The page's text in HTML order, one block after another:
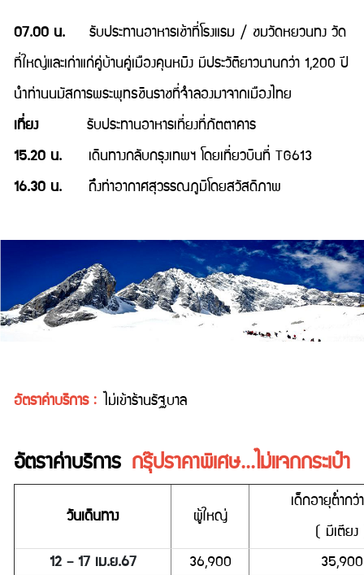
07.00 น. รับประทานอาหารเช้าที่โรงแรม / ชมวัดหยวนทง วัด
ที่ใหญ่และเก่าแก่คู่บ้านคู่เมืองคุนหมิง มีประวัติยาวนานกว่า 1,200 ปี
นำท่านนมัสการพระพุทธชินราชที่จำลองมาจากเมืองไทย
เที่ยงรับประทานอาหารเที่ยงที่ภัตตาคาร
15.20 น. เดินทางกลับกรุงเทพฯ โดยเที่ยวบินที่ TG613
16.30 น. ถึงท่าอากาศสุวรรณภูมิโดยสวัสดิภาพ
อัตราค่าบริการ : ไม่เข้าร้านรัฐบาล
อัตราค่าบริการ กรุ๊ปราคาพิเศษ...ไม่แจกกระเป๋า
วันเดินทาง ผู้ใหญ่
เด็กอายุต่ำก
( มีเตีย
12 – 17 เม.ย.67
36,900 35,900